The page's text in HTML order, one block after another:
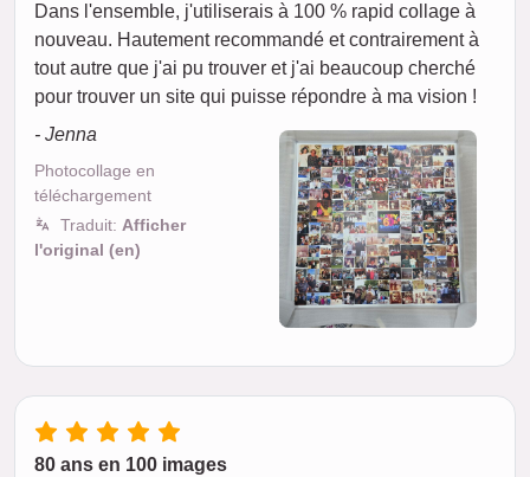
Dans l'ensemble, j'utiliserais à 100 % rapid collage à
nouveau. Hautement recommandé et contrairement à
tout autre que j'ai pu trouver et j'ai beaucoup cherché
pour trouver un site qui puisse répondre à ma vision !
- Jenna
Photocollage en
téléchargement
Traduit: Afficher
l'original (en)
80 ans en 100 images